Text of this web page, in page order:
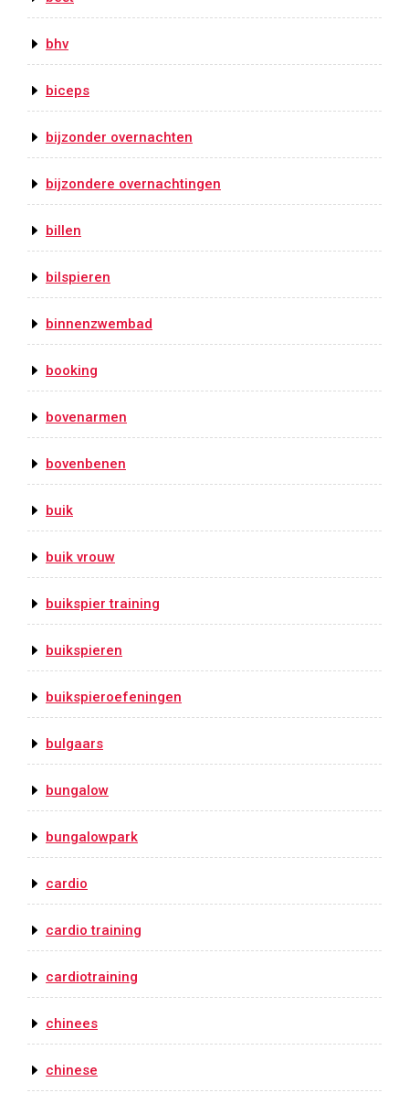
bhv
biceps
bijzonder overnachten
bijzondere overnachtingen
billen
bilspieren
binnenzwembad
booking
bovenarmen
bovenbenen
buik
buik vrouw
buikspier training
buikspieren
buikspieroefeningen
bulgaars
bungalow
bungalowpark
cardio
cardio training
cardiotraining
chinees
chinese